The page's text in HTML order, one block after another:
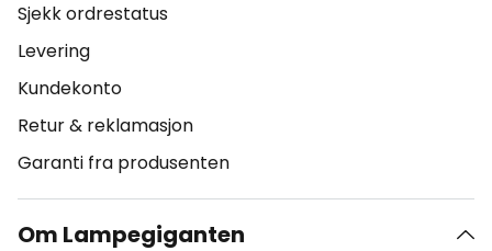
Sjekk ordrestatus
Levering
Kundekonto
Retur & reklamasjon
Garanti fra produsenten
Om Lampegiganten